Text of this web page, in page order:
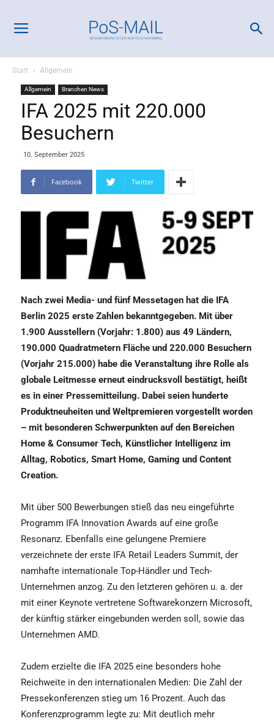
Start Allgemein
Allgemein Branchen News
IFA 2025 mit 220.000
Besuchern
10. September 2025
Facebook Twitter
Nach zwei Media- und fünf Messetagen hat die IFA
Berlin 2025 erste Zahlen bekanntgegeben. Mit über
1.900 Ausstellern (Vorjahr: 1.800) aus 49 Ländern,
190.000 Quadratmetern Fläche und 220.000 Besuchern
(Vorjahr 215.000) habe die Veranstaltung ihre Rolle als
globale Leitmesse erneut eindrucksvoll bestätigt, heißt
es in einer Pressemitteilung. Dabei seien hunderte
Produktneuheiten und Weltpremieren vorgestellt worden
– mit besonderen Schwerpunkten auf den Bereichen
Home & Consumer Tech, Künstlicher Intelligenz im
Alltag, Robotics, Smart Home, Gaming und Content
Creation.
Mit über 500 Bewerbungen stieß das neu eingeführte
Programm IFA Innovation Awards auf eine große
Resonanz. Ebenfalls eine gelungene Premiere
verzeichnete der erste IFA Retail Leaders Summit, der
namhafte internationale Top-Händler und Tech-
Unternehmen anzog. Zu den letzteren gehören u. a. der
mit einer Keynote vertretene Softwarekonzern Microsoft,
der künftig stärker eingebunden werden soll, sowie das
Unternehmen AMD.
Zudem erzielte die IFA 2025 eine besonders hohe
Reichweite in den internationalen Medien: Die Zahl der
Pressekonferenzen stieg um 16 Prozent. Auch das
Konferenzprogramm legte zu: Mit deutlich mehr